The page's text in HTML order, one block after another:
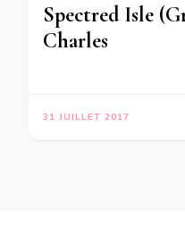
Spectred Isle
Charles
31 JUILLET 2017